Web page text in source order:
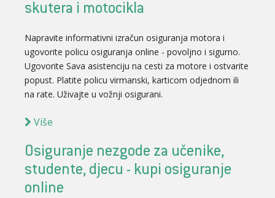
skutera i motocikla
Napravite informativni izračun osiguranja motora i
ugovorite policu osiguranja online - povoljno i sigurno.
Ugovorite Sava asistenciju na cesti za motore i ostvarite
popust. Platite policu virmanski, karticom odjednom ili
na rate. Uživajte u vožnji osigurani.
Više
Osiguranje nezgode za učenike,
studente, djecu - kupi osiguranje
online